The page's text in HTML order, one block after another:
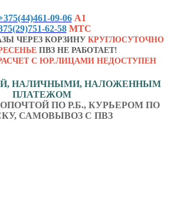
09-06 А1
62-58 МТС
ЧЕРЕЗ КОРЗИНУ КРУГЛОСУТОЧНО
ПВЗ НЕ РАБОТАЕТ!
С ЮР.ЛИЦАМИ НЕДОСТУПЕН
НАЛИЧНЫМИ, НАЛОЖЕННЫМ
ПЛАТЕЖОМ
ПО Р.Б., КУРЬЕРОМ ПО
САМОВЫВОЗ С ПВЗ